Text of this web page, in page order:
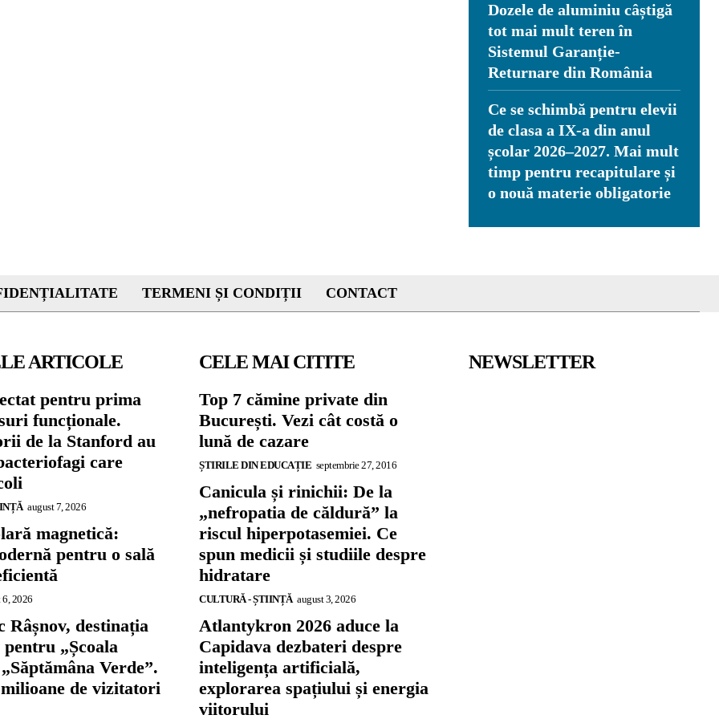
Dozele de aluminiu câștigă
tot mai mult teren în
Sistemul Garanție-
Returnare din România
Ce se schimbă pentru elevii
de clasa a IX-a din anul
școlar 2026–2027. Mai mult
timp pentru recapitulare și
o nouă materie obligatorie
TERMENI ȘI CONDIȚII CONTACT
ARTICOLE
pentru prima
funcționale.
de la Stanford au
care
august 7, 2026
magnetică:
pentru o sală
6, 2026
Râșnov, destinația
„Școala
Verde”.
milioane de vizitatori
CELE MAI CITITE
Top 7 cămine private din
București. Vezi cât costă o
lună de cazare
ȘTIRILE DIN EDUCAȚIE septembrie 27, 2016
Canicula și rinichii: De la
„nefropatia de căldură” la
riscul hiperpotasemiei. Ce
spun medicii și studiile despre
hidratare
CULTURĂ - ȘTIINȚĂ august 3, 2026
Atlantykron 2026 aduce la
Capidava dezbateri despre
inteligența artificială,
explorarea spațiului și energia
viitorului
NEWSLETTER